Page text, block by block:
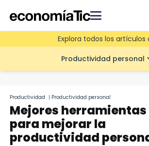
Explora todos los artículos
Productividad personal
Productividad | Productividad personal
Mejores herramientas
para mejorar la
productividad